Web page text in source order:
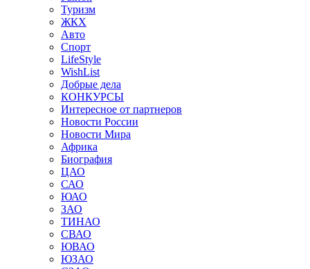
Туризм
ЖКХ
Авто
Спорт
LifeStyle
WishList
Добрые дела
КОНКУРСЫ
Интересное от партнеров
Новости России
Новости Мира
Африка
Биография
ЦАО
САО
ЮАО
ЗАО
ТИНАО
СВАО
ЮВАО
ЮЗАО